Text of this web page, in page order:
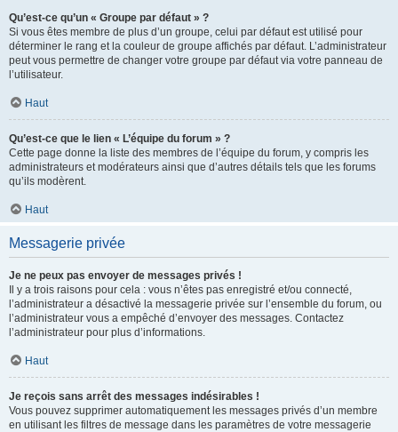
Qu’est-ce qu’un « Groupe par défaut » ?
Si vous êtes membre de plus d’un groupe, celui par défaut est utilisé pour
déterminer le rang et la couleur de groupe affichés par défaut. L’administrateur
peut vous permettre de changer votre groupe par défaut via votre panneau de
l’utilisateur.
Haut
Qu’est-ce que le lien « L’équipe du forum » ?
Cette page donne la liste des membres de l’équipe du forum, y compris les
administrateurs et modérateurs ainsi que d’autres détails tels que les forums
qu’ils modèrent.
Haut
Messagerie privée
Je ne peux pas envoyer de messages privés !
Il y a trois raisons pour cela : vous n’êtes pas enregistré et/ou connecté,
l’administrateur a désactivé la messagerie privée sur l’ensemble du forum, ou
l’administrateur vous a empêché d’envoyer des messages. Contactez
l’administrateur pour plus d’informations.
Haut
Je reçois sans arrêt des messages indésirables !
Vous pouvez supprimer automatiquement les messages privés d’un membre
en utilisant les filtres de message dans les paramètres de votre messagerie